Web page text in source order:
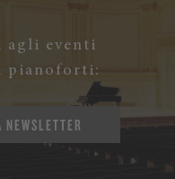
agli eventi
pianoforti: